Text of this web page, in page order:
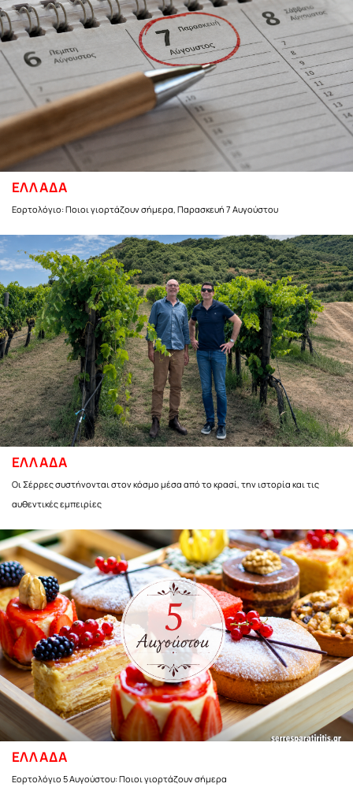
ΕΛΛΑΔΑ
Εορτολόγιο: Ποιοι γιορτάζουν σήμερα, Παρασκευή 7 Αυγούστου
ΕΛΛΑΔΑ
Οι Σέρρες συστήνονται στον κόσμο μέσα από το κρασί, την ιστορία και τις
αυθεντικές εμπειρίες
ΕΛΛΑΔΑ
Εορτολόγιο 5 Αυγούστου: Ποιοι γιορτάζουν σήμερα